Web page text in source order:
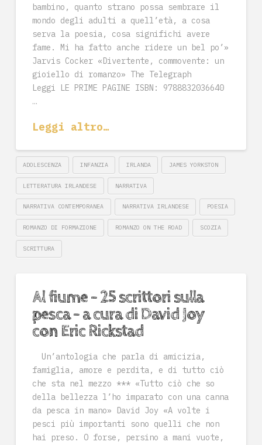
bambino, quanto strano possa sembrare il
mondo degli adulti a quell’età, a cosa
serva la poesia, cosa significhi avere
fame. Mi ha fatto anche ridere un bel po’»
Jarvis Cocker «Divertente, commovente: un
gioiello di romanzo» The Telegraph
Leggi LE PRIME PAGINE ISBN: 9788832036640
…
Leggi altro…
ADOLESCENZA INFANZIA IRLANDA JAMES YORKSTON
LETTERATURA IRLANDESE NARRATIVA
NARRATIVA CONTEMPORANEA NARRATIVA IRLANDESE POESIA
ROMANZO DI FORMAZIONE ROMANZO ON THE ROAD SCOZIA
SCRITTURA
Al fiume – 25 scrittori sulla
pesca – a cura di David Joy
con Eric Rickstad
Un’antologia che parla di amicizia,
famiglia, amore e perdita, e di tutto ciò
che sta nel mezzo *** «Tutto ciò che so
della bellezza l’ho imparato con una canna
da pesca in mano» David Joy «A volte i
pesci più importanti sono quelli che non
hai preso. O forse, persino a mani vuote,